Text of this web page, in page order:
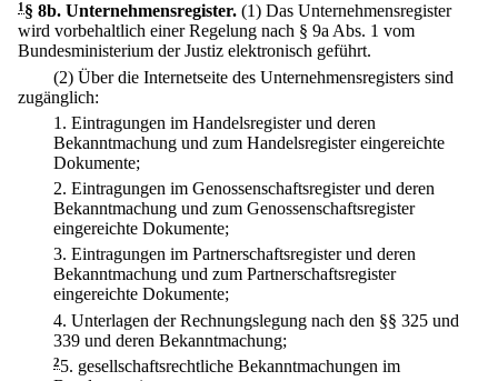
1§ 8b. Unternehmensregister. (1) Das Unternehmensregister
wird vorbehaltlich einer Regelung nach § 9a Abs. 1 vom
Bundesministerium der Justiz elektronisch geführt.
(2) Über die Internetseite des Unternehmensregisters sind
zugänglich:
1. Eintragungen im Handelsregister und deren
Bekanntmachung und zum Handelsregister eingereichte
Dokumente;
2. Eintragungen im Genossenschaftsregister und deren
Bekanntmachung und zum Genossenschaftsregister
eingereichte Dokumente;
3. Eintragungen im Partnerschaftsregister und deren
Bekanntmachung und zum Partnerschaftsregister
eingereichte Dokumente;
4. Unterlagen der Rechnungslegung nach den §§ 325 und
339 und deren Bekanntmachung;
25. gesellschaftsrechtliche Bekanntmachungen im